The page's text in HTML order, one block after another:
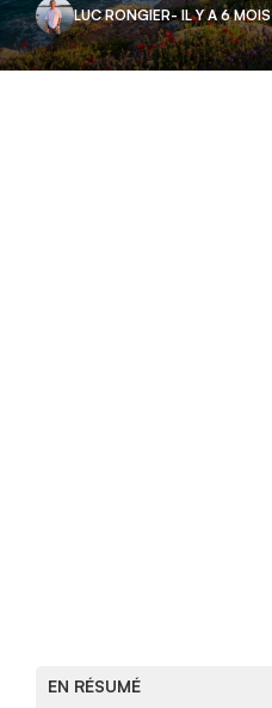
LUC RONGIER- IL Y A 6 MOIS
EN RÉSUMÉ